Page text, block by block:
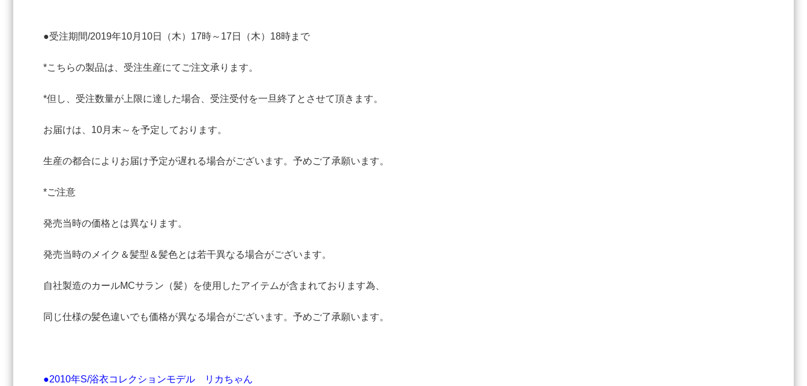
●受注期間/2019年10月10日（木）17時～17日（木）18時まで
*こちらの製品は、受注生産にてご注文承ります。
*但し、受注数量が上限に達した場合、受注受付を一旦終了とさせて頂きます。
お届けは、10月末～を予定しております。
生産の都合によりお届け予定が遅れる場合がございます。予めご了承願います。
*ご注意
発売当時の価格とは異なります。
発売当時のメイク＆髪型＆髪色とは若干異なる場合がございます。
自社製造のカールMCサラン（髪）を使用したアイテムが含まれております為、
同じ仕様の髪色違いでも価格が異なる場合がございます。予めご了承願います。
●2010年S/浴衣コレクションモデル リカちゃん